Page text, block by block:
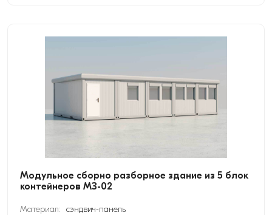
Модульное сборно разборное здание из 5 блок
контейнеров МЗ-02
Материал: сэндвич-панель